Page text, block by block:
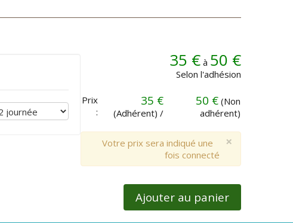
35 € à 50 €
Selon l'adhésion
Prix
:
35 €
(Adhérent) /
50 € (Non
adhérent)
×
Votre prix sera indiqué une
fois connecté
Ajouter au panier